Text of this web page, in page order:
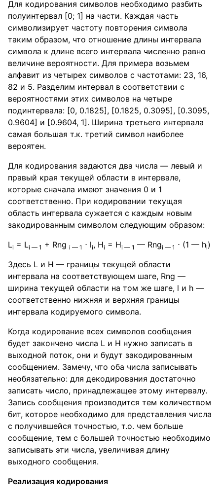
Для кодирования символов необходимо разбить
полуинтервал [0; 1] на части. Каждая часть
символизирует частоту повторения символа
таким образом, что отношение длины интервала
символа к длине всего интервала численно равно
величине вероятности. Для примера возьмем
алфавит из четырех символов с частотами: 23, 16,
82 и 5. Разделим интервал в соответствии с
вероятностями этих символов на четыре
подинтервала: [0, 0.1825], [0.1825, 0.3095], [0.3095,
0.9604] и [0.9604, 1]. Ширина третьего интервала
самая большая т.к. третий символ наиболее
вероятен.
Для кодирования задаются два числа — левый и
правый края текущей области в интервале,
которые сначала имеют значения 0 и 1
соответственно. При кодировании текущая
область интервала сужается с каждым новым
закодированным символом следующим образом:
Li = Li — 1 + Rng i — 1 ⋅ li, Hi = Hi — 1 — Rngi — 1 ⋅ (1 — hi)
Здесь L и H — границы текущей области
интервала на соответствующем шаге, Rng —
ширина текущей области на том же шаге, l и h —
соответственно нижняя и верхняя границы
интервала кодируемого символа.
Когда кодирование всех символов сообщения
будет закончено числа L и H нужно записать в
выходной поток, они и будут закодированным
сообщением. Замечу, что оба числа записывать
необязательно: для декодирования достаточно
записать число, принадлежащее этому интервалу.
Запись сообщения производится тем количеством
бит, которое необходимо для представления числа
с получившейся точностью, т.о. чем больше
сообщение, тем с большей точностью необходимо
записывать эти числа, увеличивая длину
выходного сообщения.
Реализация кодирования